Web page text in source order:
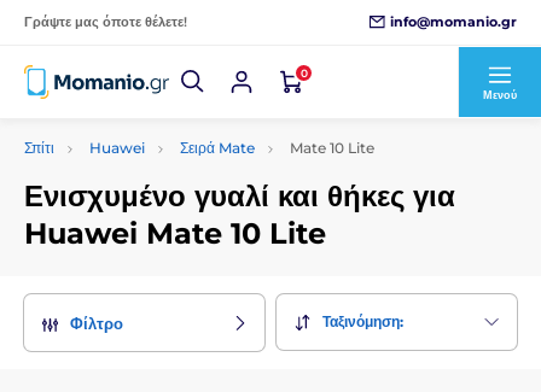
Γράψτε μας όποτε θέλετε! info@momanio.gr
0
Μενού
Σπίτι Huawei Σειρά Mate Mate 10 Lite
Ενισχυμένο γυαλί και θήκες για
Huawei Mate 10 Lite
Φίλτρο Ταξινόμηση: